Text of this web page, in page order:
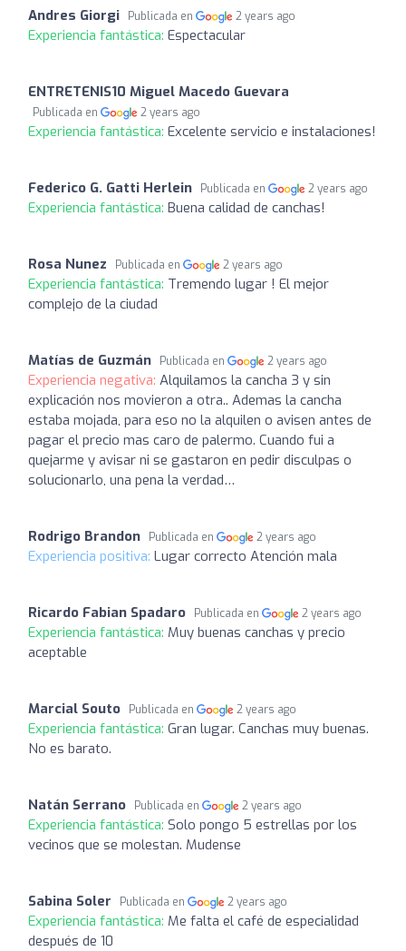
Andres Giorgi Publicada en 2 years ago
Experiencia fantástica: Espectacular
ENTRETENIS10 Miguel Macedo Guevara
Publicada en 2 years ago
Experiencia fantástica: Excelente servicio e instalaciones!
Federico G. Gatti Herlein Publicada en 2 years ago
Experiencia fantástica: Buena calidad de canchas!
Rosa Nunez Publicada en 2 years ago
Experiencia fantástica: Tremendo lugar ! El mejor
complejo de la ciudad
Matías de Guzmán Publicada en 2 years ago
Experiencia negativa: Alquilamos la cancha 3 y sin
explicación nos movieron a otra.. Ademas la cancha
estaba mojada, para eso no la alquilen o avisen antes de
pagar el precio mas caro de palermo. Cuando fui a
quejarme y avisar ni se gastaron en pedir disculpas o
solucionarlo, una pena la verdad…
Rodrigo Brandon Publicada en 2 years ago
Experiencia positiva: Lugar correcto Atención mala
Ricardo Fabian Spadaro Publicada en 2 years ago
Experiencia fantástica: Muy buenas canchas y precio
aceptable
Marcial Souto Publicada en 2 years ago
Experiencia fantástica: Gran lugar. Canchas muy buenas.
No es barato.
Natán Serrano Publicada en 2 years ago
Experiencia fantástica: Solo pongo 5 estrellas por los
vecinos que se molestan. Mudense
Sabina Soler Publicada en 2 years ago
Experiencia fantástica: Me falta el café de especialidad
después de 10